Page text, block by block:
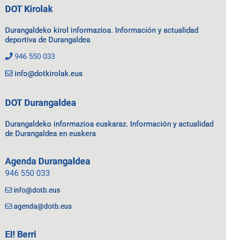
DOT Kirolak
Durangaldeko kirol informazioa. Información y actualidad
deportiva de Durangaldea
946 550 033
info@dotkirolak.eus
DOT Durangaldea
Durangaldeko informazioa euskaraz. Información y actualidad
de Durangaldea en euskera
Agenda Durangaldea
946 550 033
info@dotb.eus
agenda@dotb.eus
EI! Berri